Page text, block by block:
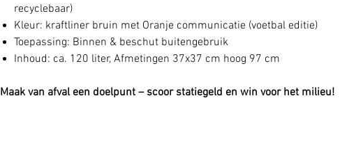
recyclebaar)
Kleur: kraftliner bruin met Oranje communicatie (voetbal editie)
Toepassing: Binnen & beschut buitengebruik
Inhoud: ca. 120 liter, Afmetingen 37x37 cm hoog 97 cm
Maak van afval een doelpunt – scoor statiegeld en win voor het milieu!